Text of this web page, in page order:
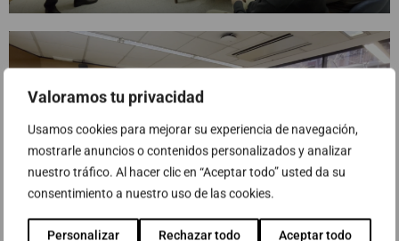
Valoramos tu privacidad
Usamos cookies para mejorar su experiencia de navegación,
mostrarle anuncios o contenidos personalizados y analizar
nuestro tráfico. Al hacer clic en “Aceptar todo” usted da su
consentimiento a nuestro uso de las cookies.
Personalizar Rechazar todo Aceptar todo